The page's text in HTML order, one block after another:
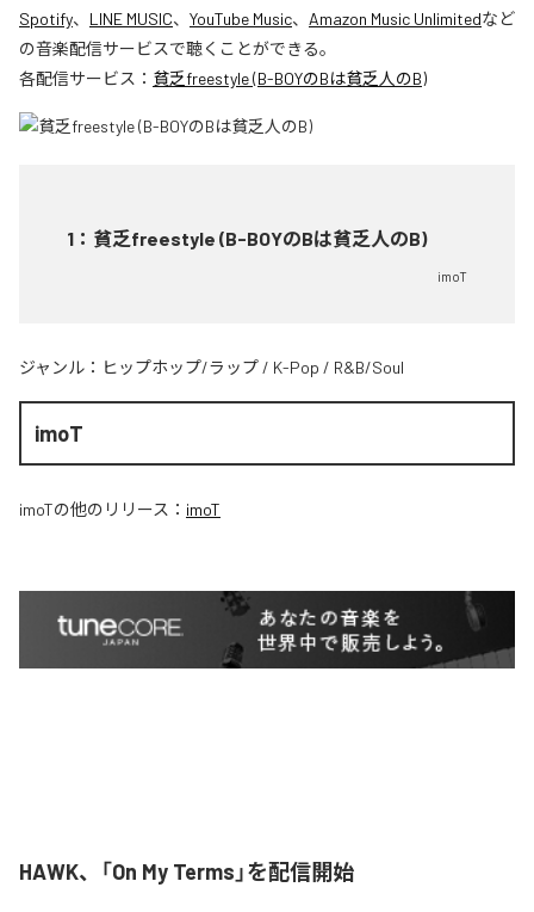
Spotify、 LINE MUSIC、 YouTube Music、 Amazon Music Unlimitedなど
の音楽配信サービスで聴くことができる。
各配信サービス： 貧乏freestyle (B-BOYのBは貧乏人のB)
1 ： 貧乏freestyle (B-BOYのBは貧乏人のB)
imoT
ジャンル： ヒップホップ/ラップ / K-Pop / R&B/Soul
imoT
imoTの他のリリース： imoT
HAWK、「On My Terms」を配信開始